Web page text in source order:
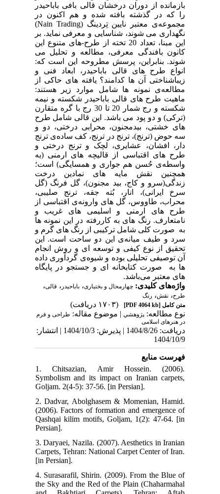
بازمانده از دوران درخشان قالی بافی باباحیدر
را که در گذشته بافته شده و هم اکنون در
مجموعه‌ی معتبر نایین تِردینگ (Nain Trading)
نگهداری می شوند، شناسایی و معرفی نماید. بر
این مبنا، تعداد 20 تخته از طرح-های متنوع این
کانون بافندگی معرفی، مطالعه و تحلیل می
شوند. بنابراین، پرسش مطروحه این است که:
انواع طرح های قالی باباحیدر، ابعاد فنی و
زیباشناختی آن ها کدامند؟ یافته های حاکی از
مطالعه‌ی نمونه ها شامل موارد زیر هستند:
ماهیت طرح های قالی باباحیدر شکسته و نیمه
شکسته و رج شمار 20 تا 30 رج با گره متقارن
(ترکی) و دو پود می باشد. این قالی شامل طرح
های خشتی، بیدمجنون، محرابی درختی، دو و
سه حوض (ترنج)، ترنج در ترنج، کف ساده‌ی ترنج
دار، افشان، عشایری، لچک و ترنج درختی و
طرح های اقتباسی از قالیچه های ارمنی (به
واسطه‌ی حُسن هم جواری و همسایگی) است؛
همچنین نقش مایه های نمادین درخت
زندگی(سرو و کاج، بید مجنون)، گل فرنگ (گل
سرخ ایرانی)، انار، بُته جقه، ترنج صلیبی،
محراب، طاووس، گل های وارونه‌ی اقتباسی از
طرح های ارمنی و اسلیمی های غریب و
نامتعارف. رنگ های به کاررفته در این نمونه ها
به صورت کلی شامل ترکیبی از رنگ های گرم و
سرد و طیف میانه‌ی این دو ساحت است. این
تحقیق از نوع کیفی و توسعه ای و روش انجام
آن توصیفی تحلیلی بوده و شیوه‌ی گردآوری داده
ها به صورت کتابخانه ای و جستجو در پایگاه
های معتبر می‌باشد.
واژه‌های کلیدی: چهارمحال و بختیاری، باباحیدر ، قالی،
طرح، نقش، رنگ
متن کامل [PDF 4064 kb]
(۱۷۰۳ دریافت)
نوع مطالعه: پژوهشي| موضوع مقاله: طراحی و فرم
در هنرهای اسلامی
دریافت: 1404/8/26 | پذیرش: 1404/10/3 | انتشار:
1404/10/9
فهرست منابع
1. Chitsazian, Amir Hossein. (2006).
Symbolism and its impact on Iranian carpets,
Goljam. 2(4-5): 37-56. [in Persian].
2. Dadvar, Abolghasem & Momenian, Hamid.
(2006). Factors of formation and emergence of
Qashqai kilim motifs, Goljam, 1(2): 47-64. [in
Persian].
3. Daryaei, Nazila. (2007). Aesthetics in Iranian
Carpets, Tehran: National Carpet Center of Iran.
[in Persian].
4. Surasarafil, Shirin. (2009). From the Blue of
the Sky and the Red of the Plain (Chaharmahal